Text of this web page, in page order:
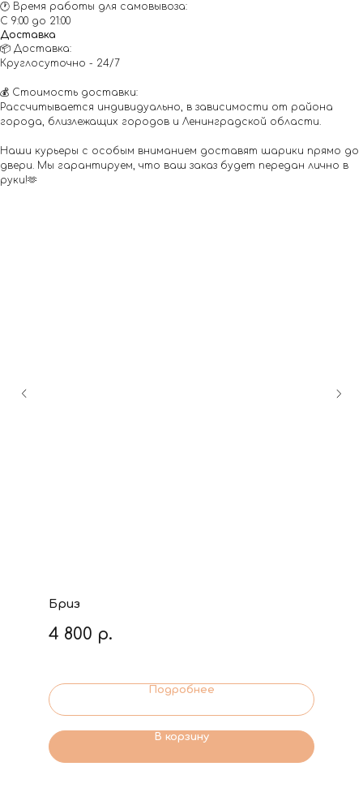
🕐 Время работы для самовывоза:
С 9:00 до 21:00
Доставка
📦 Доставка:
Круглосуточно - 24/7
💰 Стоимость доставки:
Рассчитывается индивидуально, в зависимости от района
города, близлежащих городов и Ленинградской области.
Наши курьеры с особым вниманием доставят шарики прямо до
двери. Мы гарантируем, что ваш заказ будет передан лично в
руки!🫶
Бриз
4 800 р.
Подробнее
В корзину